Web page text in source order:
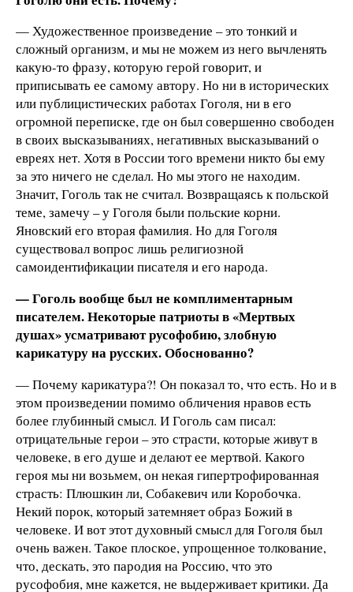
— Художественное произведение – это тонкий и
сложный организм, и мы не можем из него вычленять
какую-то фразу, которую герой говорит, и
приписывать ее самому автору. Но ни в исторических
или публицистических работах Гоголя, ни в его
огромной переписке, где он был совершенно свободен
в своих высказываниях, негативных высказываний о
евреях нет. Хотя в России того времени никто бы ему
за это ничего не сделал. Но мы этого не находим.
Значит, Гоголь так не считал. Возвращаясь к польской
теме, замечу – у Гоголя были польские корни.
Яновский его вторая фамилия. Но для Гоголя
существовал вопрос лишь религиозной
самоидентификации писателя и его народа.
— Гоголь вообще был не комплиментарным
писателем. Некоторые патриоты в «Мертвых
душах» усматривают русофобию, злобную
карикатуру на русских. Обоснованно?
— Почему карикатура?! Он показал то, что есть. Но и в
этом произведении помимо обличения нравов есть
более глубинный смысл. И Гоголь сам писал:
отрицательные герои – это страсти, которые живут в
человеке, в его душе и делают ее мертвой. Какого
героя мы ни возьмем, он некая гипертрофированная
страсть: Плюшкин ли, Собакевич или Коробочка.
Некий порок, который затемняет образ Божий в
человеке. И вот этот духовный смысл для Гоголя был
очень важен. Такое плоское, упрощенное толкование,
что, дескать, это пародия на Россию, что это
русофобия, мне кажется, не выдерживает критики. Да